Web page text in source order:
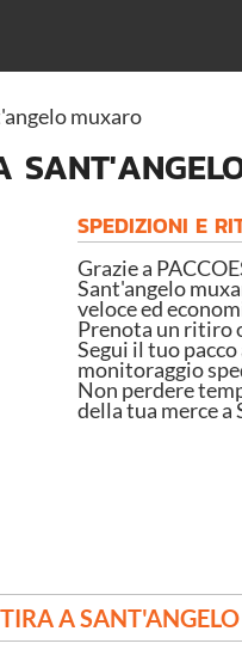
muxaro
SPEDIZIONI E
Grazie a
Sant'angelo
veloce ed
Prenota un ritiro
Segui il tuo
monitoraggio
Non perdere
della tua merce a
A